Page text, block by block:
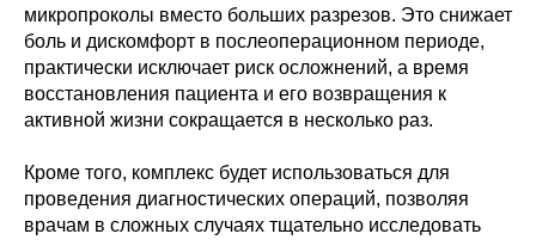
микропроколы вместо больших разрезов. Это снижает
боль и дискомфорт в послеоперационном периоде,
практически исключает риск осложнений, а время
восстановления пациента и его возвращения к
активной жизни сокращается в несколько раз.
Кроме того, комплекс будет использоваться для
проведения диагностических операций, позволяя
врачам в сложных случаях тщательно исследовать